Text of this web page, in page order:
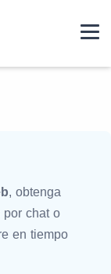
, obtenga
por chat o
en tiempo